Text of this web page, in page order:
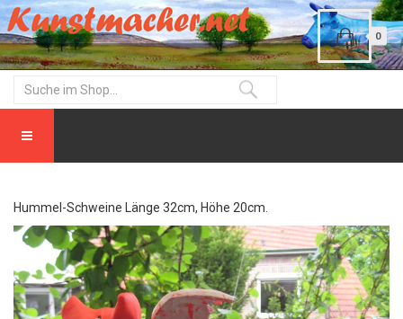
0
Hummel-Schweine Länge 32cm, Höhe 20cm.